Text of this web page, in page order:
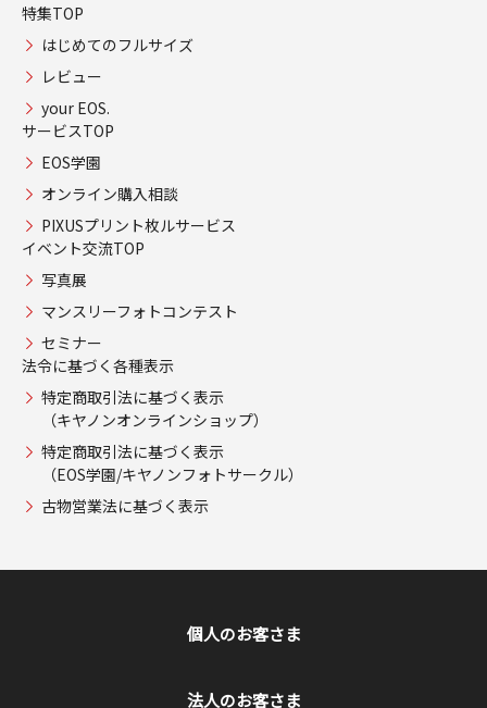
特集TOP
はじめてのフルサイズ
レビュー
your EOS.
サービスTOP
EOS学園
オンライン購入相談
PIXUSプリント枚ルサービス
イベント交流TOP
写真展
マンスリーフォトコンテスト
セミナー
法令に基づく各種表示
特定商取引法に基づく表示
（キヤノンオンラインショップ）
特定商取引法に基づく表示
（EOS学園/キヤノンフォトサークル）
古物営業法に基づく表示
個人のお客さま
法人のお客さま